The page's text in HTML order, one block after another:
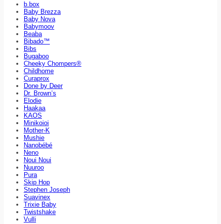
b.box
Baby Brezza
Baby Nova
Babymoov
Beaba
Bibado™
Bibs
Bugaboo
Cheeky Chompers®
Childhome
Curaprox
Done by Deer
Dr. Brown’s
Elodie
Haakaa
KAOS
Minikoioi
Mother-K
Mushie
Nanobébé
Neno
Noui Noui
Nuuroo
Pura
Skip Hop
Stephen Joseph
Suavinex
Trixie Baby
Twistshake
Vulli